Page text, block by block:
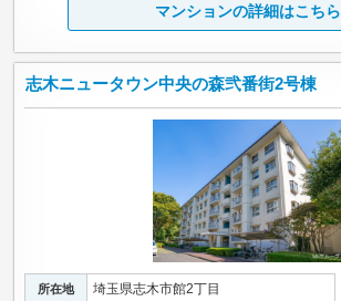
マンションの詳細はこちら
志木ニュータウン中央の森弐番街2号棟
所在地 埼玉県志木市館2丁目